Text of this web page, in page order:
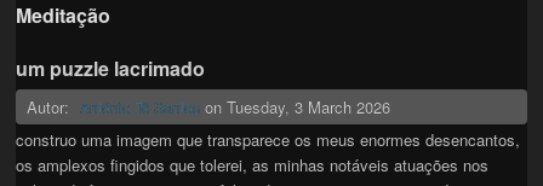
Meditação
um puzzle lacrimado
Autor: António Tê Santos onTuesday, 3 March 2026
construo uma imagem que transparece os meus enormes desencantos,
os amplexos fingidos que tolerei, as minhas notáveis atuações nos